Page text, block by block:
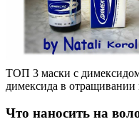
ТОП 3 маски с
димексида в отращивании
Что наносить на